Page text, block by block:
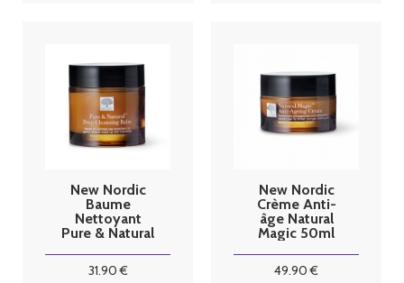
New Nordic
Baume
Nettoyant
Pure & Natural
31.90€
New Nordic
Crème Anti-
âge Natural
Magic 50ml
49.90 €